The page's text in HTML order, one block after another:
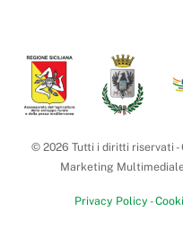
© 2026 Tutti i diritti riservati -
Marketing Multimediale
Privacy Policy -